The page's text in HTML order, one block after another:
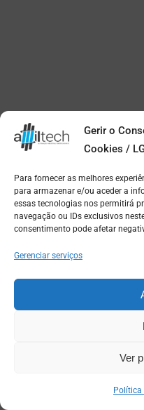
Gerir o
Cookies /
Para fornecer as melhores
para armazenar e/ou aceder a
essas tecnologias nos permitirá
navegação ou IDs exclusivos
consentimento pode afetar
Gerenciar serviços
Ver
Política